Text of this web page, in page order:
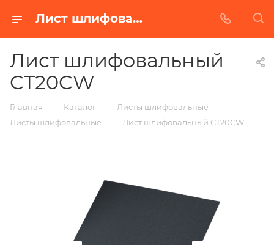
Лист шлифовальный CT20CW в Белгороде | Купить по недорогой цене от Абразивного Завода
Лист шлифовальный
CT20CW
Главная — Каталог — Листы шлифовальные —
Листы шлифовальные — Лист шлифовальный CT20CW